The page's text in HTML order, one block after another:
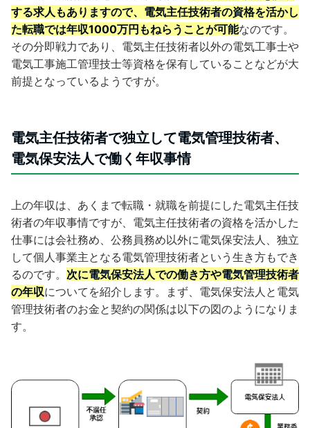
する求人もありますので、 電気主任技術者の資格を活かし
た転職では年収1000万円もねらうことが可能なのです。
その分即戦力であり、電気主任技術者以外の電気工事士や
電気工事施工管理技士等資格を保有していることなどが大
前提となっているようですが。
電気主任技術者で独立して電気管理技術者、
電気保安法人で働く年収事情
上の年収は、あくまで転職・就職を前提にした電気主任技
術者の年収事情ですが、電気主任技術者の資格を活かした
仕事には会社務め、公務員務め以外に電気保安法人、独立
して個人事業主となる電気管理技術者という生き方もでき
るのです。 次に電気保安法人での働き方や電気管理技術者
の年収についてを紹介します。まず、電気保安法人と電気
管理技術者のお金と契約の関係は以下の図のようになりま
す。